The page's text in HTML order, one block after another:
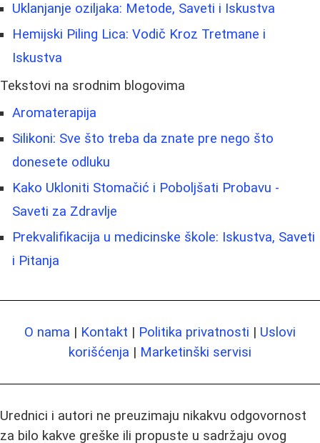
Uklanjanje oziljaka: Metode, Saveti i Iskustva
Hemijski Piling Lica: Vodič Kroz Tretmane i
Iskustva
Tekstovi na srodnim blogovima
Aromaterapija
Silikoni: Sve što treba da znate pre nego što
donesete odluku
Kako Ukloniti Stomačić i Poboljšati Probavu -
Saveti za Zdravlje
Prekvalifikacija u medicinske škole: Iskustva, Saveti
i Pitanja
O nama | Kontakt | Politika privatnosti | Uslovi
korišćenja | Marketinški servisi
Urednici i autori ne preuzimaju nikakvu odgovornost
za bilo kakve greške ili propuste u sadržaju ovog